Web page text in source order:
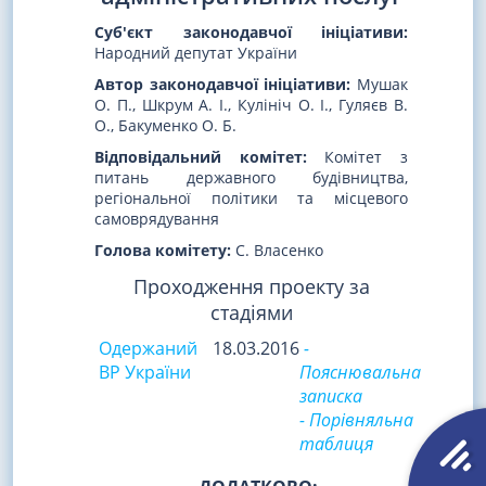
Суб'єкт законодавчої ініціативи:
Народний депутат України
Автор законодавчої ініціативи: Мушак
О. П., Шкрум А. І., Кулініч О. І., Гуляєв В.
О., Бакуменко О. Б.
Відповідальний комітет:Комітет з
питань державного будівництва,
регіональної політики та місцевого
самоврядування
Голова комітету: С. Власенко
Проходження проекту за
стадіями
Одержаний
ВР України
18.03.2016-
Пояснювальна
записка
- Порівняльна
таблиця